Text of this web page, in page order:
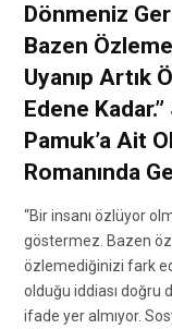
Dönmeniz
Bazen
Uyanıp Artık
Edene
Pamuk’a Ait
Romanında
“Bir insanı özlüyor
göstermez. Bazen
özlemediğinizi fark
olduğu iddiası doğru
ifade yer almıyor.